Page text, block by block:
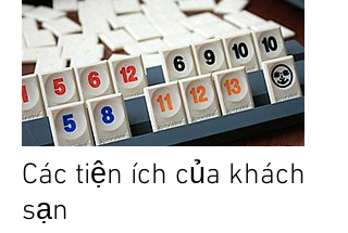
Các tiện ích của khách
sạn